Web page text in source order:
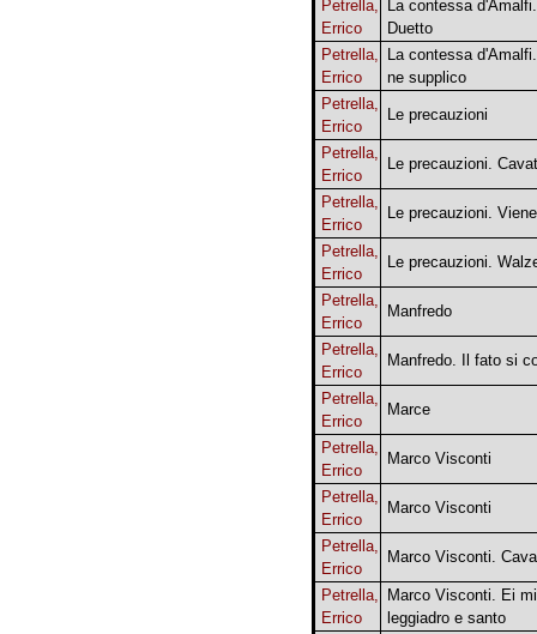
Petrella,
Errico
La contessa
Duetto
Petrella,
Errico
La contessa
ne supplico
Petrella,
Errico
Le precauzioni
Petrella,
Errico
Le precauzioni.
Petrella,
Errico
Le precauzioni.
Petrella,
Errico
Le precauzioni.
Petrella,
Errico
Manfredo
Petrella,
Errico
Manfredo. Il fato si
Petrella,
Errico
Marce
Petrella,
Errico
Marco Visconti
Petrella,
Errico
Marco Visconti
Petrella,
Errico
Marco Visconti.
Petrella,
Errico
Marco Visconti. Ei
leggiadro e santo